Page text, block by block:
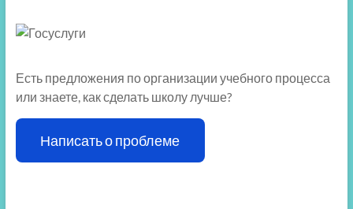
Есть предложения по организации учебного процесса
или знаете, как сделать школу лучше?
Написать о проблеме